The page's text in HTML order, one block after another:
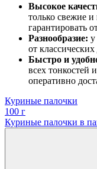
Высокое
только свежие
гарантировать
Разнообразие:
от
Быстро и
всех тонкостей
оперативно
Куриные палочки
100 г
Куриные палочки в